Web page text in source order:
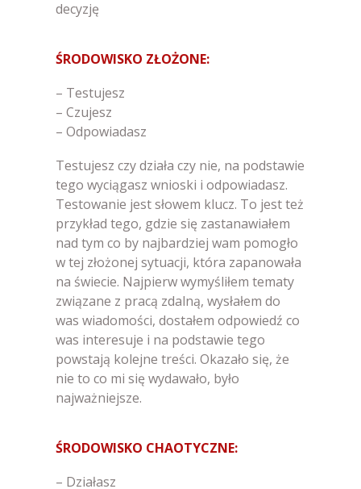
decyzję
ŚRODOWISKO ZŁOŻONE:
– Testujesz
– Czujesz
– Odpowiadasz
Testujesz czy działa czy nie, na podstawie
tego wyciągasz wnioski i odpowiadasz.
Testowanie jest słowem klucz. To jest też
przykład tego, gdzie się zastanawiałem
nad tym co by najbardziej wam pomogło
w tej złożonej sytuacji, która zapanowała
na świecie. Najpierw wymyśliłem tematy
związane z pracą zdalną, wysłałem do
was wiadomości, dostałem odpowiedź co
was interesuje i na podstawie tego
powstają kolejne treści. Okazało się, że
nie to co mi się wydawało, było
najważniejsze.
ŚRODOWISKO CHAOTYCZNE:
– Działasz